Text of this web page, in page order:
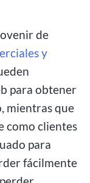
de
y
para obtener
mientras que
como clientes
para
fácilmente